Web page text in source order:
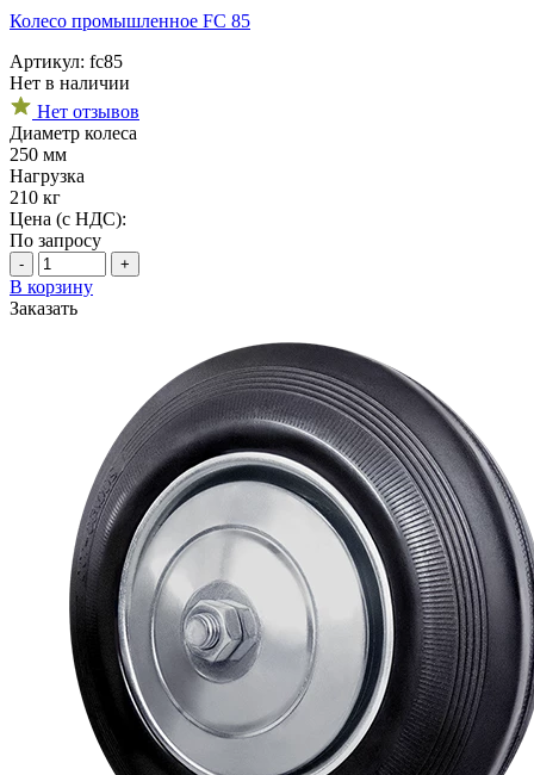
Колесо промышленное FC 85
Артикул: fc85
Нет в наличии
Нет отзывов
Диаметр колеса
250 мм
Нагрузка
210 кг
Цена (с НДС):
По запросу
- +
В корзину
Заказать